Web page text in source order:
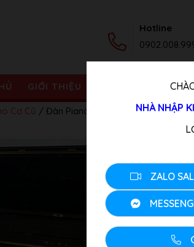
Hotline
GIỚI THIỆU TIN TỨC
Cơ Cũ / Đàn Piano Cơ MIKI M1H PENHÀ NHẬP
ZALO